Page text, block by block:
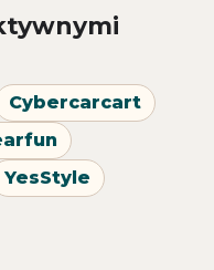
Cybercarcart
YesStyle